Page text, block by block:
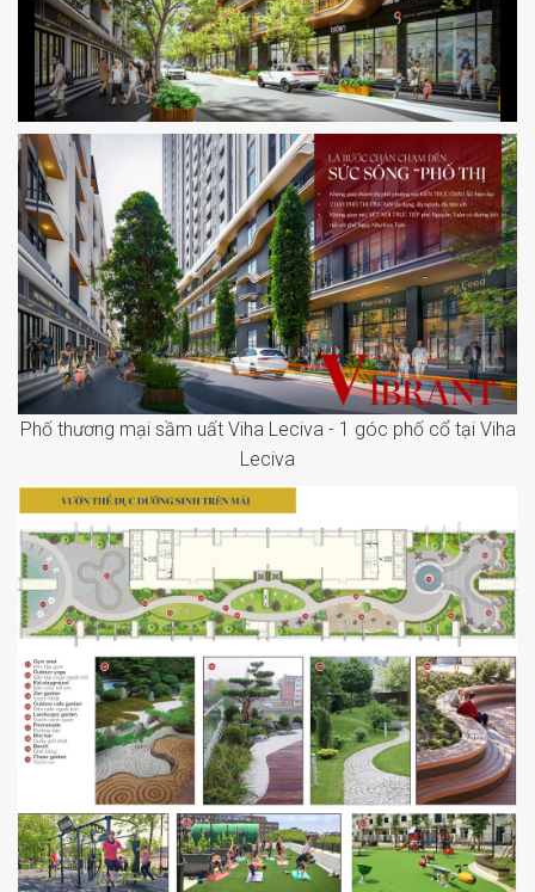
Phố thương mại sầm uất Viha Leciva - 1 góc phố cổ tại Viha
Leciva